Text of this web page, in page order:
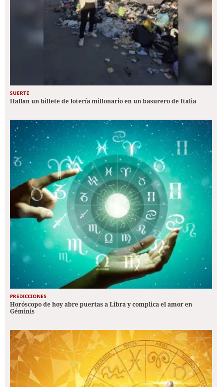
SUERTE
Hallan un billete de lotería millonario en un basurero de Italia
PREDICCIONES
Horóscopo de hoy abre puertas a Libra y complica el amor en
Géminis